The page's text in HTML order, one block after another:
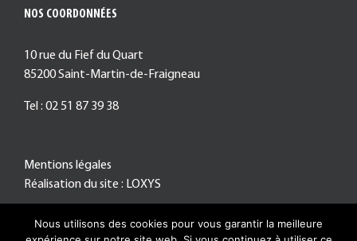
NOS COORDONNÉES
10 rue du Fief du Quart
85200 Saint-Martin-de-Fraigneau
Tel : 02 51 87 39 38
Mentions légales
Réalisation du site : LOXYS
Nous utilisons des cookies pour vous garantir la meilleure